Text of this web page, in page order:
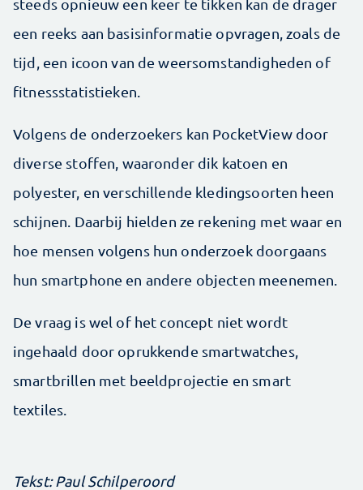
een reeks aan basisinformatie opvragen, zoals de
tijd, een icoon van de weersomstandigheden of
fitnessstatistieken.
Volgens de onderzoekers kan PocketView door
diverse stoffen, waaronder dik katoen en
polyester, en verschillende kledingsoorten heen
schijnen. Daarbij hielden ze rekening met waar en
hoe mensen volgens hun onderzoek doorgaans
hun smartphone en andere objecten meenemen.
De vraag is wel of het concept niet wordt
ingehaald door oprukkende smartwatches,
smartbrillen met beeldprojectie en smart
textiles.
Tekst: Paul Schilperoord